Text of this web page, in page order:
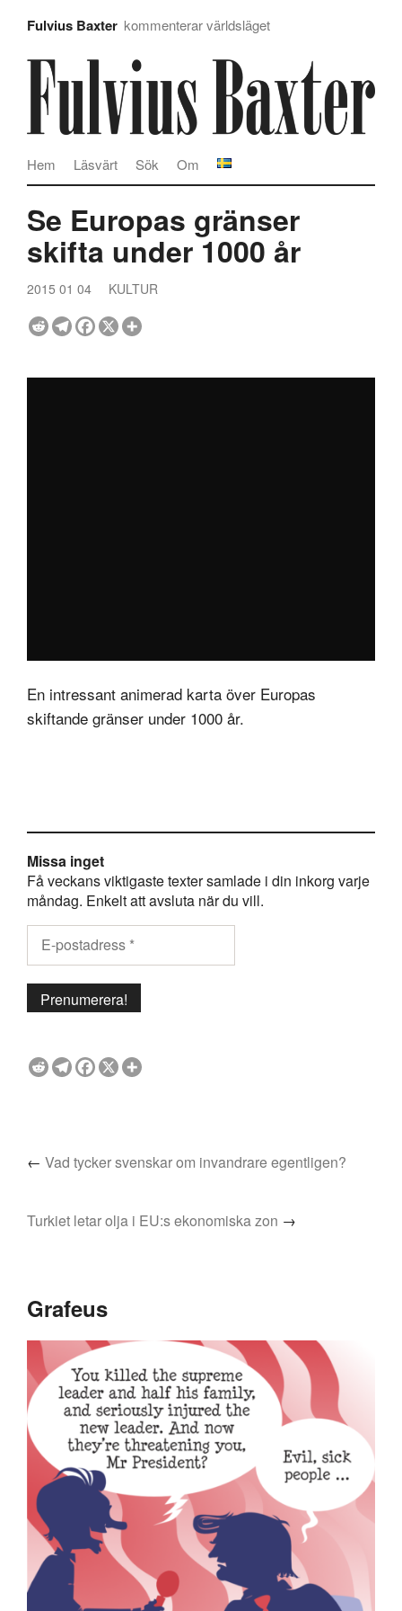
Fulvius Baxter kommenterar världsläget
Om
Sök
Läsvärt
Hem
Se Europas gränser
skifta under 1000 år
2015 01 04 KULTUR
En intressant animerad karta över Europas
skiftande gränser under 1000 år.
Missa inget
Få veckans viktigaste texter samlade i din inkorg varje
måndag. Enkelt att avsluta när du vill.
← Vad tycker svenskar om invandrare egentligen?
Turkiet letar olja i EU:s ekonomiska zon →
Grafeus